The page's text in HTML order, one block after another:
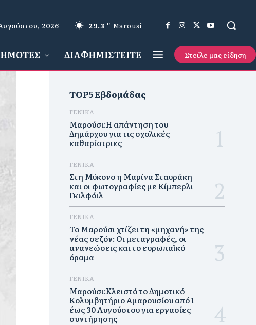
2026 29.3 C Marousi
ΔΙΑΦΗΜΙΣΤΕΙΤΕ Στείλε μας είδηση
TOP5 Εβδομάδας
ΓΕΝΙΚΑ
Μαρούσι:Η απάντηση του
Δημάρχου για τις σχολικές
καθαρίστριες
ΓΕΝΙΚΑ
Στη Μύκονο η Μαρίνα Σταυράκη
και οι φωτογραφίες με Κίμπερλι
Γκιλφόιλ
ΓΕΝΙΚΑ
Το Μαρούσι χτίζει τη «μηχανή» της
νέας σεζόν: Οι μεταγραφές, οι
ανανεώσεις και το ευρωπαϊκό
όραμα
ΓΕΝΙΚΑ
Μαρούσι:Κλειστό το Δημοτικό
Κολυμβητήριο Αμαρουσίου από 1
έως 30 Αυγούστου για εργασίες
συντήρησης